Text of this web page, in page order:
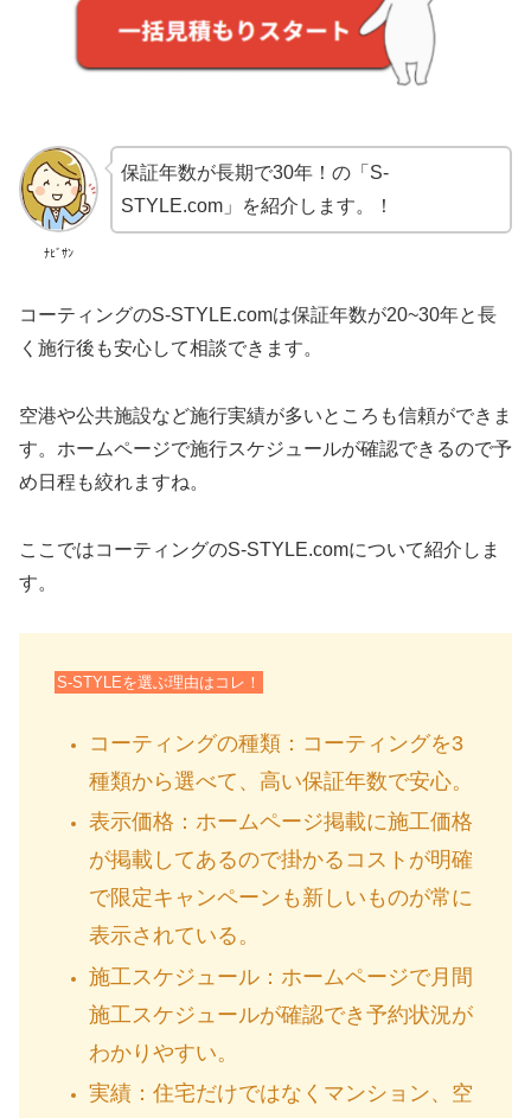
ﾅﾋﾞｻﾝ
保証年数が長期で30年！の「S-
STYLE.com」を紹介します。！
コーティングのS-STYLE.comは保証年数が20~30年と長
く施行後も安心して相談できます。
空港や公共施設など施行実績が多いところも信頼ができま
す。ホームページで施行スケジュールが確認できるので予
め日程も絞れますね。
ここではコーティングのS-STYLE.comについて紹介しま
す。
S-STYLEを選ぶ理由はコレ！
コーティングの種類： コーティングを3
種類から選べて、高い保証年数で安心。
表示価格：ホームページ掲載に施工価格
が掲載してあるので掛かるコストが明確
で限定キャンペーンも新しいものが常に
表示されている。
施工スケジュール：ホームページで月間
施工スケジュールが確認でき予約状況が
わかりやすい。
実績： 住宅だけではなくマンション、空